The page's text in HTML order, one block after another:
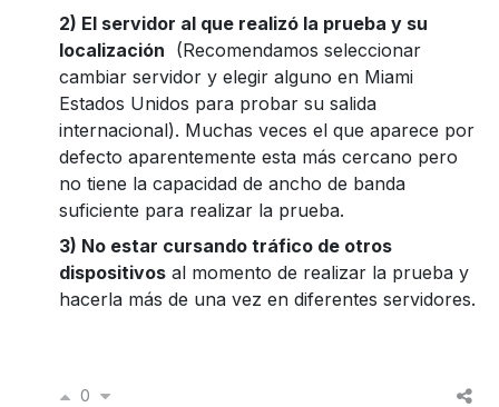
2) El servidor al que realizó la prueba y su
localización (Recomendamos seleccionar
cambiar servidor y elegir alguno en Miami
Estados Unidos para probar su salida
internacional). Muchas veces el que aparece por
defecto aparentemente esta más cercano pero
no tiene la capacidad de ancho de banda
suficiente para realizar la prueba.
3) No estar cursando tráfico de otros
dispositivos al momento de realizar la prueba y
hacerla más de una vez en diferentes servidores.
0